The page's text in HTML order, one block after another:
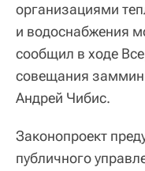
организациями
и водоснабжения
сообщил в ходе
совещания
Андрей Чибис.
Законопроект
публичного